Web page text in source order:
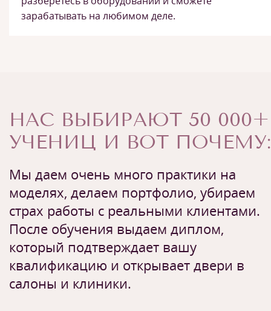
зарабатывать на любимом деле.
НАС ВЫБИРАЮТ 50 000+
УЧЕНИЦ И ВОТ ПОЧЕМУ:
Мы даем очень много практики на
моделях, делаем портфолио, убираем
страх работы с реальными клиентами.
После обучения выдаем диплом,
который подтверждает вашу
квалификацию и открывает двери в
салоны и клиники.